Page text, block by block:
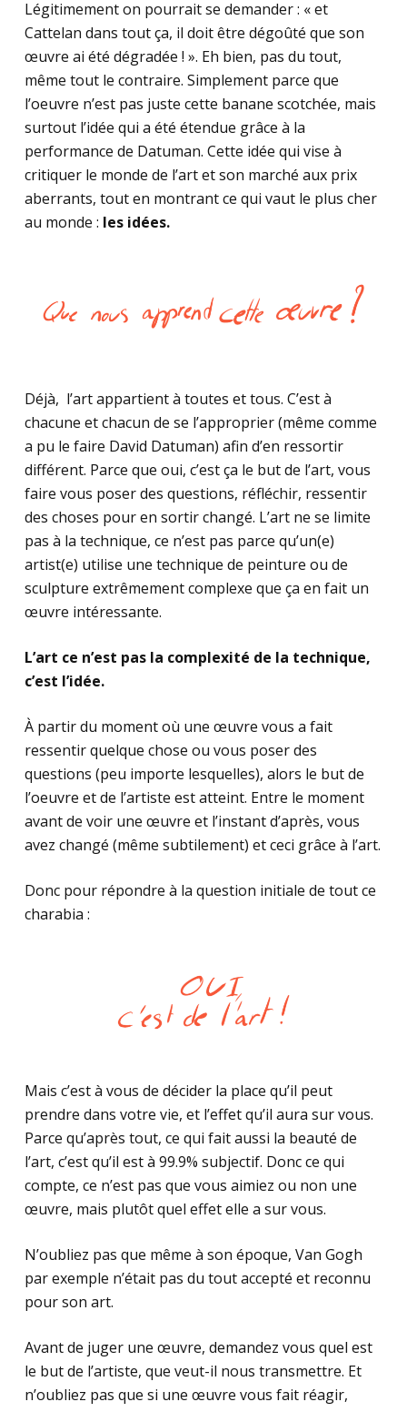
Légitimement on pourrait se demander : « et
Cattelan dans tout ça, il doit être dégoûté que son
œuvre ai été dégradée ! ». Eh bien, pas du tout,
même tout le contraire. Simplement parce que
l’oeuvre n’est pas juste cette banane scotchée, mais
surtout l’idée qui a été étendue grâce à la
performance de Datuman. Cette idée qui vise à
critiquer le monde de l’art et son marché aux prix
aberrants, tout en montrant ce qui vaut le plus cher
au monde : les idées.
Déjà, l’art appartient à toutes et tous. C’est à
chacune et chacun de se l’approprier (même comme
a pu le faire David Datuman) afin d’en ressortir
différent. Parce que oui, c’est ça le but de l’art, vous
faire vous poser des questions, réfléchir, ressentir
des choses pour en sortir changé. L’art ne se limite
pas à la technique, ce n’est pas parce qu’un(e)
artist(e) utilise une technique de peinture ou de
sculpture extrêmement complexe que ça en fait un
œuvre intéressante.
L’art ce n’est pas la complexité de la technique,
c’est l’idée.
À partir du moment où une œuvre vous a fait
ressentir quelque chose ou vous poser des
questions (peu importe lesquelles), alors le but de
l’oeuvre et de l’artiste est atteint. Entre le moment
avant de voir une œuvre et l’instant d’après, vous
avez changé (même subtilement) et ceci grâce à l’art.
Donc pour répondre à la question initiale de tout ce
charabia :
Mais c’est à vous de décider la place qu’il peut
prendre dans votre vie, et l’effet qu’il aura sur vous.
Parce qu’après tout, ce qui fait aussi la beauté de
l’art, c’est qu’il est à 99.9% subjectif. Donc ce qui
compte, ce n’est pas que vous aimiez ou non une
œuvre, mais plutôt quel effet elle a sur vous.
N’oubliez pas que même à son époque, Van Gogh
par exemple n’était pas du tout accepté et reconnu
pour son art.
Avant de juger une œuvre, demandez vous quel est
le but de l’artiste, que veut-il nous transmettre. Et
n’oubliez pas que si une œuvre vous fait réagir,